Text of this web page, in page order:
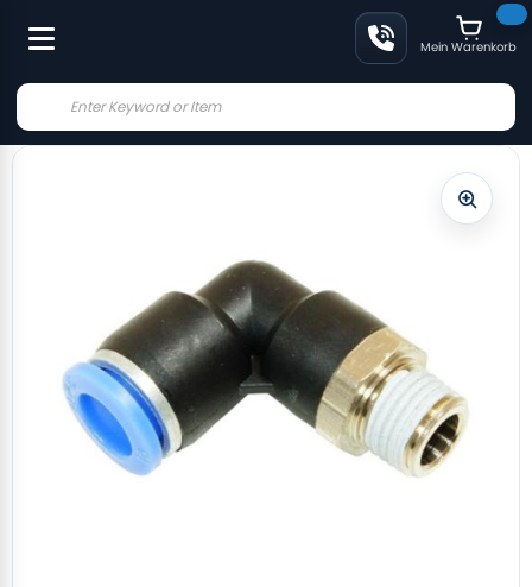
Mein Warenkorb